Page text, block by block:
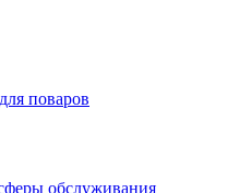
поваров
обслуживания